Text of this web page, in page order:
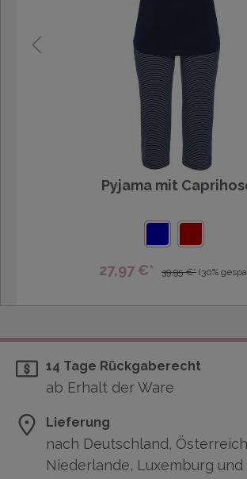
Pyjama mit
27,97 €* 39,95 €* (30%
14 Tage Rückgaberecht
ab Erhalt der Ware
Lieferung
nach Deutschland,
Niederlande, Luxemburg und